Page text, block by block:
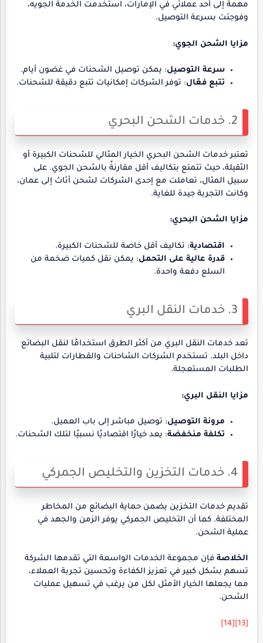
مهمة إلى أحد عملائي في الإمارات، استخدمت الخدمة الجويه،
وفوجئت بسرعة التوصيل.
مزايا الشحن الجوي:
سرعة التوصيل: يمكن توصيل الشحنات في غضون أيام.
تتبع فعّال: توفر الشركات إمكانيات تتبع دقيقة للشحنات.
2. خدمات الشحن البحري
تعتبر خدمات الشحن البحري الخيار المثالي للشحنات الكبيرة أو
الثقيلة، حيث تتمتع بتكاليف أقل مقارنةً بالشحن الجوي. على
سبيل المثال، تعاملت مع إحدى الشركات لشحن أثاث إلى عمان،
وكانت التجربة جيدة للغاية.
مزايا الشحن البحري:
اقتصادية: تكاليف أقل خاصة للشحنات الكبيرة.
قدرة عالية على التحمل: يمكن نقل كميات ضخمة من
السلع دفعة واحدة.
3. خدمات النقل البري
تعد خدمات النقل البري من أكثر الطرق استخدامًا لنقل البضائع
داخل البلد. تستخدم الشركات الشاحنات والقطارات لتلبية
الطلبات المستعجلة.
مزايا النقل البري:
مرونة التوصيل: توصيل مباشر إلى باب العميل.
تكلفة منخفضة: يعد خيارًا اقتصاديًا نسبيًا لتلك الشحنات.
4. خدمات التخزين والتخليص الجمركي
تقديم خدمات التخزين يضمن حماية البضائع من المخاطر
المختلفة. كما أن التخليص الجمركي يوفر الزمن والجهد في
عملية الشحن.
الخلاصة فإن مجموعة الخدمات الواسعة التي تقدمها الشركة
تسهم بشكل كبير في تعزيز الكفاءة وتحسين تجربة العملاء،
مما يجعلها الخيار الأمثل لكل من يرغب في تسهيل عمليات
الشحن.
[13]
[14]